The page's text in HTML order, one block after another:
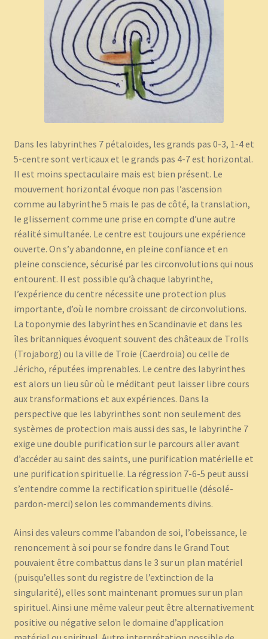
Dans les labyrinthes 7 pétaloïdes, les grands pas 0-3, 1-4 et
5-centre sont verticaux et le grands pas 4-7 est horizontal.
Il est moins spectaculaire mais est bien présent. Le
mouvement horizontal évoque non pas l’ascension
comme au labyrinthe 5 mais le pas de côté, la translation,
le glissement comme une prise en compte d’une autre
réalité simultanée. Le centre est toujours une expérience
ouverte. On s’y abandonne, en pleine confiance et en
pleine conscience, sécurisé par les circonvolutions qui nous
entourent. Il est possible qu’à chaque labyrinthe,
l’expérience du centre nécessite une protection plus
importante, d’où le nombre croissant de circonvolutions.
La toponymie des labyrinthes en Scandinavie et dans les
îles britanniques évoquent souvent des châteaux de Trolls
(Trojaborg) ou la ville de Troie (Caerdroia) ou celle de
Jéricho, réputées imprenables. Le centre des labyrinthes
est alors un lieu sûr où le méditant peut laisser libre cours
aux transformations et aux expériences. Dans la
perspective que les labyrinthes sont non seulement des
systèmes de protection mais aussi des sas, le labyrinthe 7
exige une double purification sur le parcours aller avant
d’accéder au saint des saints, une purification matérielle et
une purification spirituelle. La régression 7-6-5 peut aussi
s’entendre comme la rectification spirituelle (désolé-
pardon-merci) selon les commandements divins.
Ainsi des valeurs comme l’abandon de soi, l’obeissance, le
renoncement à soi pour se fondre dans le Grand Tout
pouvaient être combattus dans le 3 sur un plan matériel
(puisqu’elles sont du registre de l’extinction de la
singularité), elles sont maintenant promues sur un plan
spirituel. Ainsi une même valeur peut être alternativement
positive ou négative selon le domaine d’application